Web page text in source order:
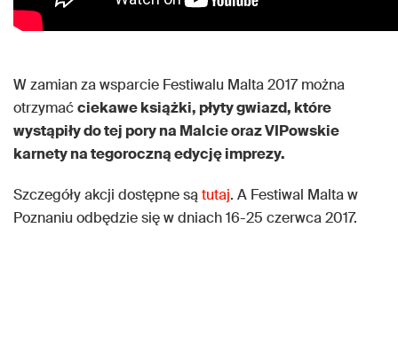
W zamian za wsparcie Festiwalu Malta 2017 można
otrzymaćciekawe książki, płyty gwiazd, które
wystąpiły do tej pory na Malcie oraz VIPowskie
karnety na tegoroczną edycję imprezy.
Szczegóły akcji dostępne sątutaj. A Festiwal Malta w
Poznaniu odbędzie się w dniach 16-25 czerwca 2017.